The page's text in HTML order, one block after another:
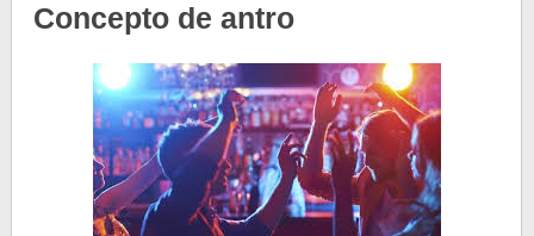
Concepto de antro